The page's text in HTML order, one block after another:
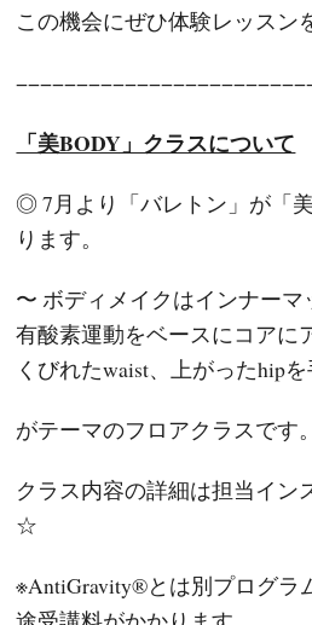
この機会にぜひ体験レッスン
「美BODY」クラスについて
◎ 7月より「バレトン」が「
ります。
〜 ボディメイクはインナーマ
有酸素運動をベースにコアに
くびれたwaist、上がったhip
がテーマのフロアクラスです。
クラス内容の詳細は担当イン
☆
※AntiGravity®とは別プログラ